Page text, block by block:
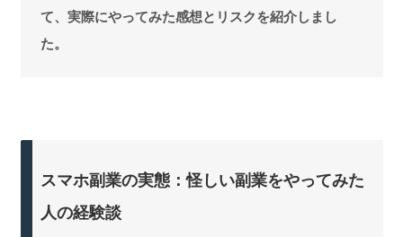
て、実際にやってみた感想とリスクを紹介しまし
た。
スマホ副業の実態：怪しい副業をやってみた
人の経験談